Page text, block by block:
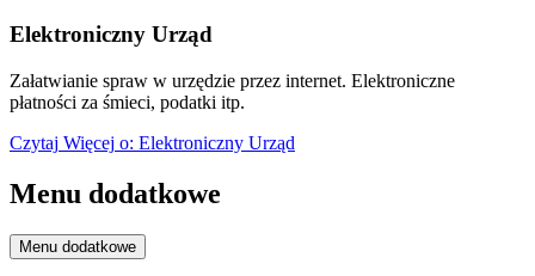
Elektroniczny Urząd
Załatwianie spraw w urzędzie przez internet. Elektroniczne
płatności za śmieci, podatki itp.
Czytaj Więcej o: Elektroniczny Urząd
Menu dodatkowe
Menu dodatkowe